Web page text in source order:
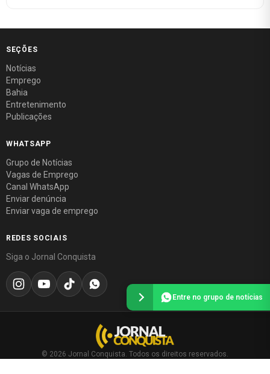
SEÇÕES
Notícias
Emprego
Bahia
Entretenimento
Publicações
WHATSAPP
Grupo de Notícias
Vagas de Emprego
Canal WhatsApp
Enviar denúncia
Enviar vaga de emprego
REDES SOCIAIS
Siga o Jornal Conquista
© 2026 Jornal Conquista. Todos os direitos reservados.
Entre no grupo de notícias